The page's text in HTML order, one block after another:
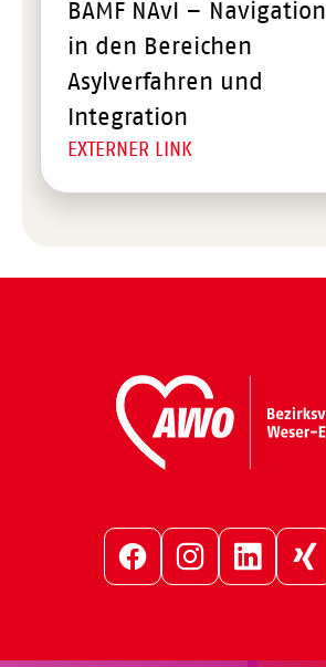
BAMF NAvI – Navigation
in den Bereichen
Asylverfahren und
Integration
EXTERNER LINK
FacebookInstagramLinkedIn